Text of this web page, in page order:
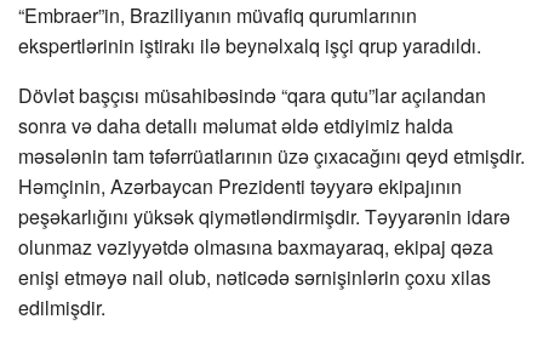
“Embraer”in, Braziliyanın müvafiq qurumlarının
ekspertlərinin iştirakı ilə beynəlxalq işçi qrup yaradıldı.
Dövlət başçısı müsahibəsində “qara qutu”lar açılandan
sonra və daha detallı məlumat əldə etdiyimiz halda
məsələnin tam təfərrüatlarının üzə çıxacağını qeyd etmişdir.
Həmçinin, Azərbaycan Prezidenti təyyarə ekipajının
peşəkarlığını yüksək qiymətləndirmişdir. Təyyarənin idarə
olunmaz vəziyyətdə olmasına baxmayaraq, ekipaj qəza
enişi etməyə nail olub, nəticədə sərnişinlərin çoxu xilas
edilmişdir.